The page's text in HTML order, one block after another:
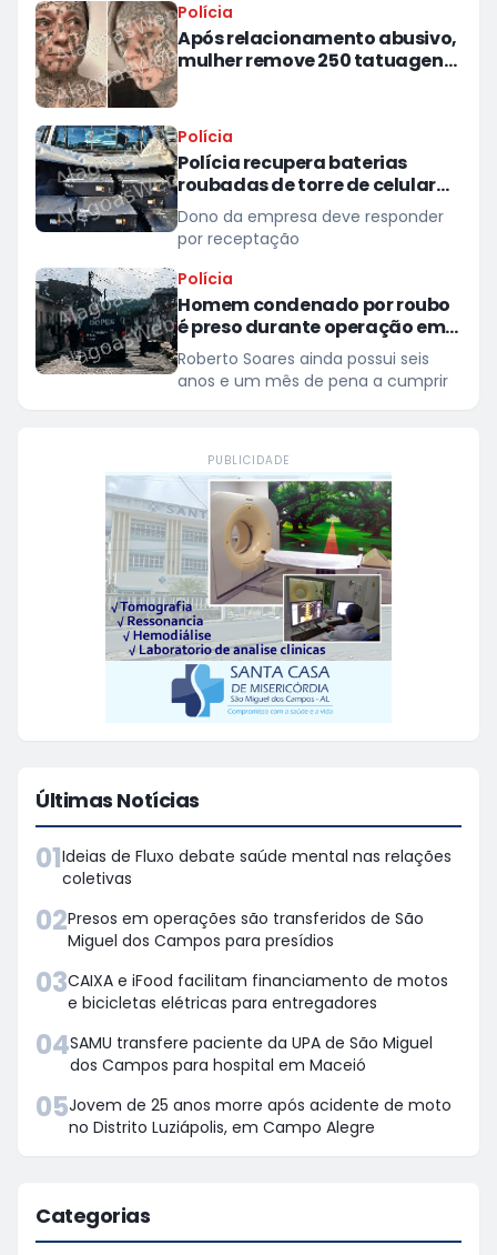
Polícia
Após relacionamento abusivo,
mulher remove 250 tatuagens
Polícia
Polícia recupera baterias
roubadas de torre de celular
em provedor de internet em
Teotônio Vilela
Dono da empresa deve responder
por receptação
Polícia
Homem condenado por roubo
é preso durante operação em
São Miguel dos Campos
Roberto Soares ainda possui seis
anos e um mês de pena a cumprir
PUBLICIDADE
Últimas Notícias
01Ideias de Fluxo debate saúde mental nas relações
coletivas
02Presos em operações são transferidos de São
Miguel dos Campos para presídios
03CAIXA e iFood facilitam financiamento de motos
e bicicletas elétricas para entregadores
04SAMU transfere paciente da UPA de São Miguel
dos Campos para hospital em Maceió
05Jovem de 25 anos morre após acidente de moto
no Distrito Luziápolis, em Campo Alegre
Categorias